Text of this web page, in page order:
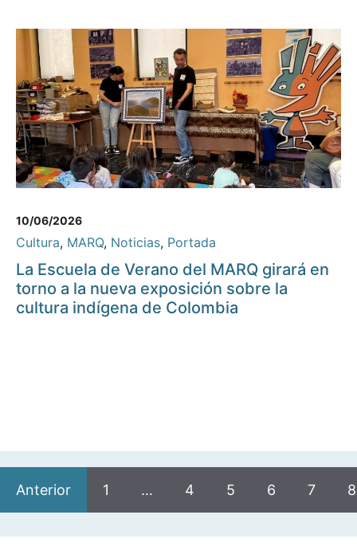
10/06/2026
Cultura, MARQ, Noticias, Portada
La Escuela de Verano del MARQ girará en
torno a la nueva exposición sobre la
cultura indígena de Colombia
Anterior 1 … 4 5 6 7 8